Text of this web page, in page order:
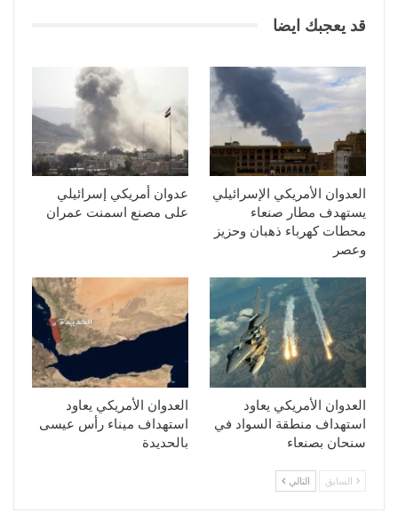
قد يعجبك ايضا
العدوان الأمريكي الإسرائيلي
يستهدف مطار صنعاء
محطات كهرباء ذهبان وحزيز
وعصر
عدوان أمريكي إسرائيلي
على مصنع اسمنت عمران
العدوان الأمريكي يعاود
استهداف منطقة السواد في
سنحان بصنعاء
العدوان الأمريكي يعاود
استهداف ميناء رأس عيسى
بالحديدة
السابق التالي